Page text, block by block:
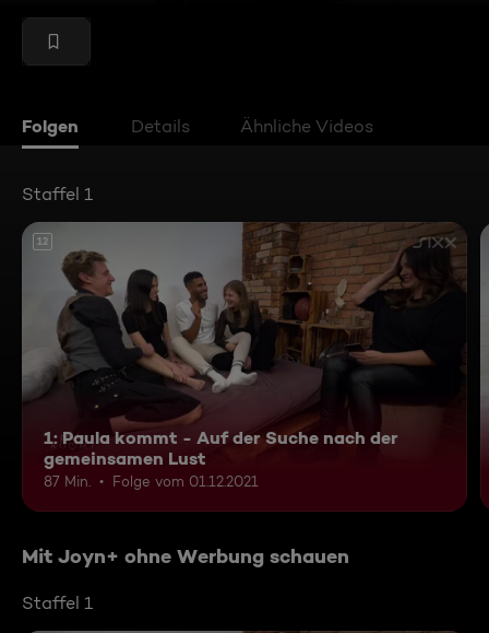
Folgen Details Ähnliche Videos
Staffel 1
12
1: Paula kommt - Auf der Suche nach der
gemeinsamen Lust
87 Min. Folge vom 01.12.2021
Mit Joyn+ ohne Werbung schauen
Staffel 1